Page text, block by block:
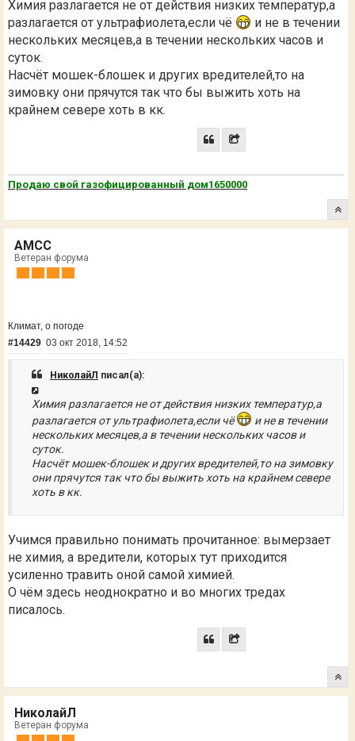
IMG_20181003_125500_268.jpgIMG_20181003_12
5521_108.jpg
дыс... а завтра и здесь столько же будет
А, что касается "в открытом грунте на поливных и т.д." -
Вы учитывайте, сколько туда еще химии приходится
вливать, для того чтобы от разнообразной заразы
посадки уберечь... Бо, тут она не вымерзает, как в
приличных краях, а комфортно зимует и с новым
сезоном, с новыми силами, изничтожает кукурузку,
горошек, огурцы и кабачки. Не говоря уж про остальное.
время после переезда...
Химия разлагается не от действия низких температур,а
разлагается от ультрафиолета,если чё
и не в течении
нескольких месяцев,а в течении нескольких часов и
суток.
Насчёт мошек-блошек и других вредителей,то на
зимовку они прячутся так что бы выжить хоть на
крайнем севере хоть в кк.
Продаю свой газофицированный дом1650000
AMCC
Ветеран форума
Климат, о погоде
#14429 03 окт 2018, 14:52
НиколайЛ писал(а):
Химия разлагается не от действия низких температур,а
разлагается от ультрафиолета,если чё
и не в течении
нескольких месяцев,а в течении нескольких часов и
суток.
Насчёт мошек-блошек и других вредителей,то на зимовку
они прячутся так что бы выжить хоть на крайнем севере
хоть в кк.
Учимся правильно понимать прочитанное: вымерзает
не химия, а вредители, которых тут приходится
усиленно травить оной самой химией.
О чём здесь неоднократно и во многих тредах
писалось.
НиколайЛ
Ветеран форума